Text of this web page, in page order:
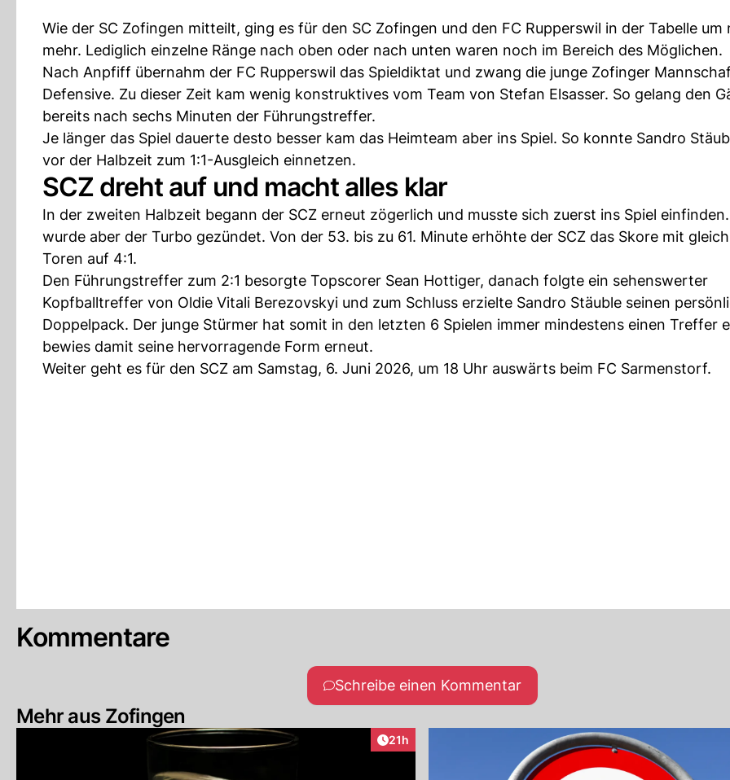
Wie der SC Zofingen mitteilt, ging es für den SC Zofingen und den FC Rupperswil in der Tabelle um
mehr. Lediglich einzelne Ränge nach oben oder nach unten waren noch im Bereich des Möglichen.
Nach Anpfiff übernahm der FC Rupperswil das Spieldiktat und zwang die junge Zofinger
Defensive. Zu dieser Zeit kam wenig konstruktives vom Team von Stefan Elsasser. So gelang den
bereits nach sechs Minuten der Führungstreffer.
Je länger das Spiel dauerte desto besser kam das Heimteam aber ins Spiel. So konnte Sandro
vor der Halbzeit zum 1:1-Ausgleich einnetzen.
SCZ dreht auf und macht alles klar
In der zweiten Halbzeit begann der SCZ erneut zögerlich und musste sich zuerst ins Spiel
wurde aber der Turbo gezündet. Von der 53. bis zu 61. Minute erhöhte der SCZ das Skore mit
Toren auf 4:1.
Den Führungstreffer zum 2:1 besorgte Topscorer Sean Hottiger, danach folgte ein sehenswerter
Kopfballtreffer von Oldie Vitali Berezovskyi und zum Schluss erzielte Sandro Stäuble seinen
Doppelpack. Der junge Stürmer hat somit in den letzten 6 Spielen immer mindestens einen Treffer
bewies damit seine hervorragende Form erneut.
Weiter geht es für den SCZ am Samstag, 6. Juni 2026, um 18 Uhr auswärts beim FC Sarmenstorf.
Kommentare
Schreibe einen Kommentar
Mehr aus Zofingen
Artikel veröffentlicht:
21h